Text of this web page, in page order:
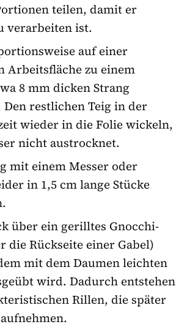
teilen, damit er
verarbeiten ist.
auf einer
Arbeitsfläche zu einem
8 mm dicken Strang
Den restlichen Teig in der
wieder in die Folie wickeln,
nicht austrocknet.
mit einem Messer oder
in 1,5 cm lange Stücke
über ein gerilltes Gnocchi-
die Rückseite einer Gabel)
mit dem Daumen leichten
wird. Dadurch entstehen
Rillen, die später